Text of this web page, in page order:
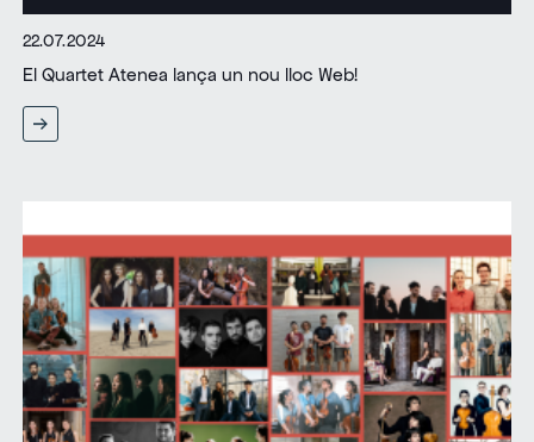
22.07.2024
El Quartet Atenea lança un nou lloc Web!